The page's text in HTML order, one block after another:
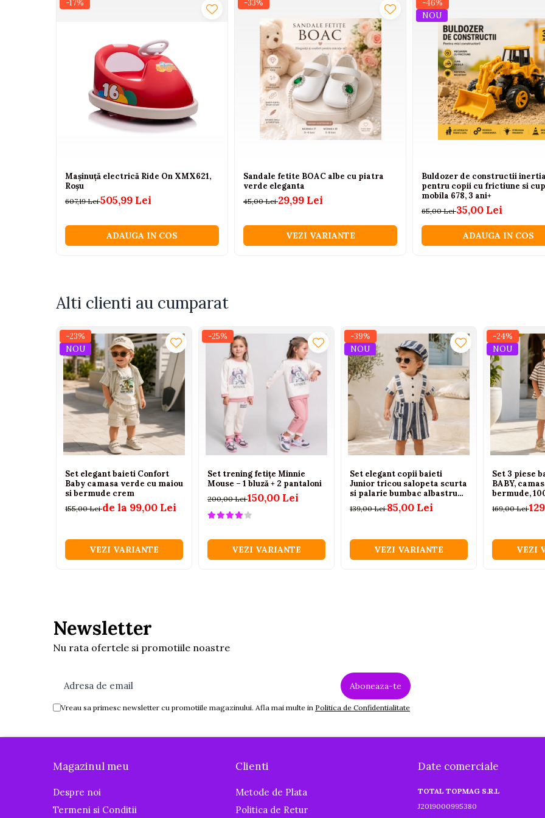
Camioane electrice
Seturi copii si bebelusi
Treninguri copii
Baia bebelusului
Scaune de masa
Accesorii pentru hranire
Seturi de hranire
Cani, pahare si accesorii
Suzete si accesorii
Incalzitoare pentru biberoane si
Igiena si ingrijire
Halate de baie
Cutii pentru suzete si depozitare
Perii pentru biberoane si tetine
Periute de dinti
Pentru Mamici
Ingrijire cosmetica mamici
6 ani
100% bumbac
Intretinere
Spalare la 30°C.
Compleul COMFORT BABY este alegerea perfecta pentru parintii care isi doresc o tinuta eleganta, practica
-17%
Mașinuță electrică Ride On XMX621,
Roșu
607,19 Lei505,99 Lei
ADAUGA IN COS
-33%
Sandale fetite BOAC albe cu piatra
verde eleganta
45,00 Lei29,99 Lei
VEZI VARIANTE
-46%
NOU
Buldozer de constructii
pentru copii cu frictiune si
mobila 678, 3 ani+
65,00 Lei35,00 Lei
ADAUGA IN COS
Alti clienti au cumparat
-23%
NOU
Set elegant baieti Confort
Baby camasa verde cu maiou
si bermude crem
155,00 Leide la 99,00 Lei
VEZI VARIANTE
-25%
Set trening fetițe Minnie
Mouse – 1 bluză + 2 pantaloni
200,00 Lei150,00 Lei
VEZI VARIANTE
-39%
NOU
Set elegant copii baieti
Junior tricou salopeta scurta
si palarie bumbac albastru
6-9-18-24 luni
139,00 Lei85,00 Lei
VEZI VARIANTE
-24%
NOU
Set 3 piese
BABY,
bermude,
Crem, 2-6 ani
169,00 Lei
VEZI
Newsletter
Nu rata ofertele si promotiile noastre
Vreau sa primesc newsletter cu promotiile magazinului. Afla mai multe in Politica de Confidentialitate
Magazinul meu
Despre noi
Termeni si Conditii
Clienti
Metode de Plata
Politica de Retur
Date comerciale
TOTAL TOPMAG S.R.L
J2019000995380